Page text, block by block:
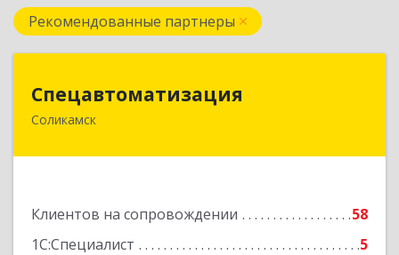
Рекомендованные партнеры
Спецавтоматизация
Соликамск
Клиентов на сопровождении
58
1С:Специалист
5